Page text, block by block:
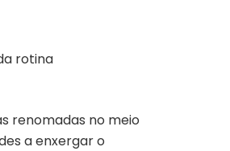
rotina
renomadas no meio
a enxergar o